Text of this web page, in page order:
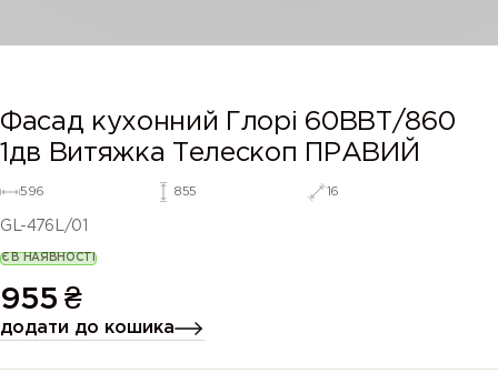
Фасад кухонний Глорі 60ВВТ/860
1дв Витяжка Телескоп ПРАВИЙ
596 855 16
GL-476L/01
Є В НАЯВНОСТІ
955 ₴
додати до кошика